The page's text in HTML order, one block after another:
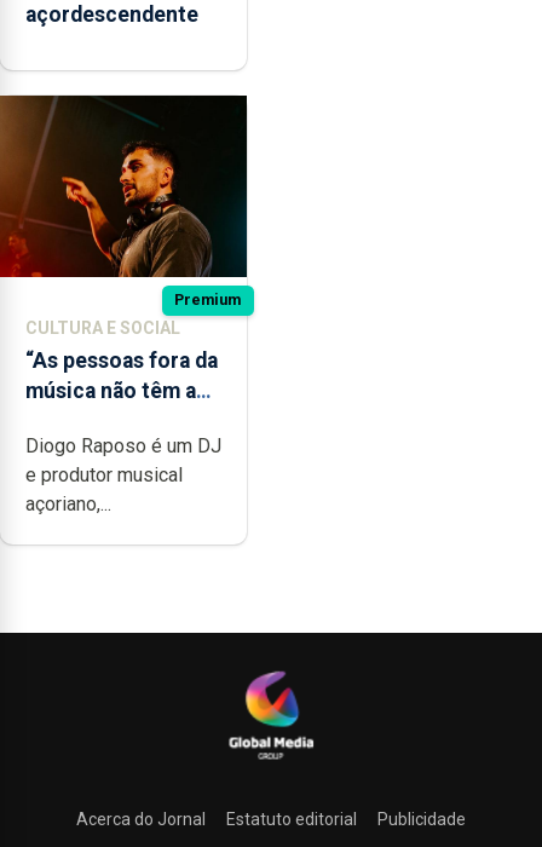
açordescendente
Premium
CULTURA E SOCIAL
“As pessoas fora da
música não têm a
difícil é produzir
uma música”
Diogo Raposo é um DJ
e produtor musical
açoriano,...
Acerca do Jornal Estatuto editorial Publicidade